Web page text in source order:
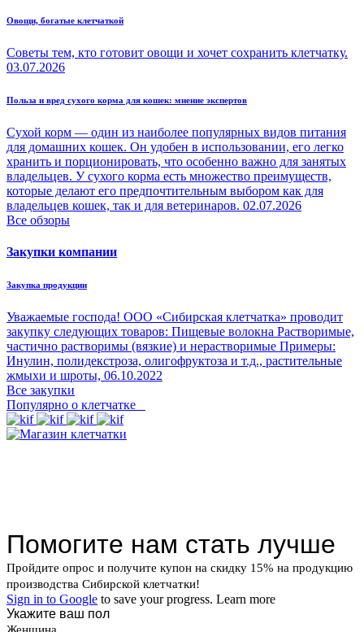
Овощи, богатые клетчаткой
Советы тем, кто готовит овощи и хочет сохранить клетчатку.
03.07.2026
Польза и вред сухого корма для кошек: мнение экспертов
Сухой корм — один из наиболее популярных видов питания
для домашних кошек. Он удобен в использовании, его легко
хранить и порционировать, что особенно важно для занятых
владельцев. У сухого корма есть множество преимуществ,
которые делают его предпочтительным выбором как для
владельцев кошек, так и для ветеринаров. 02.07.2026
Все обзоры
Закупки компании
Закупка продукции
Уважаемые господа! ООО «Сибирская клетчатка» проводит
закупку следующих товаров: Пищевые волокна Растворимые,
частично растворимы (вязкие) и нерастворимые Примеры:
Инулин, полидекстроза, олигофруктоза и т.д., растительные
жмыхи и шроты, 06.10.2022
Все закупки
Популярно о клетчатке